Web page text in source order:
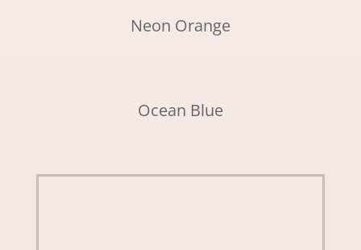
Neon Orange
Ocean Blue